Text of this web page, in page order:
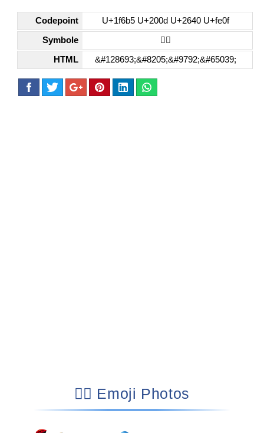
Codepoint U+1f6b5 U+200d U+2640 U+fe0f
Symbole 🚵‍♀️
HTML &#128693;&#8205;&#9792;&#65039;
🚵‍♀️ Emoji Photos